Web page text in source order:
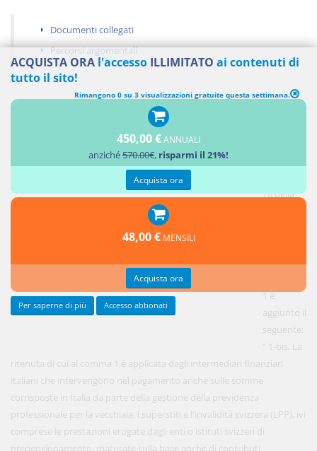
Documenti collegati
Percorsi argomentali
DISPOSIZIONI IN MATERIA DI CONTRIBUTI PREVIDENZIALI DEI
LAVORATORI TRANSFRONTALIERI
76 della
413, dopo
1 è
aggiunto il
seguente:
“ 1-bis. La
ritenuta di cui al comma 1 è applicata dagli intermediari finanziari
italiani che intervengono nel pagamento anche sulle somme
corrisposte in Italia da parte della gestione della previdenza
professionale per la vecchiaia, i superstiti e l'invalidità svizzera (LPP), ivi
comprese le prestazioni erogate dagli enti o istituti svizzeri di
prepensionamento, maturate sulla base anche di contributi
ACQUISTA ORA l'accesso ILLIMITATO ai contenuti di
tutto il sito!
Rimangono 0 su 3 visualizzazioni gratuite questa settimana.
450,00 €ANNUALI
anziché570.00€, risparmi il 21%!
Acquista ora
48,00 € MENSILI
Acquista ora
Per saperne di più Accesso abbonati